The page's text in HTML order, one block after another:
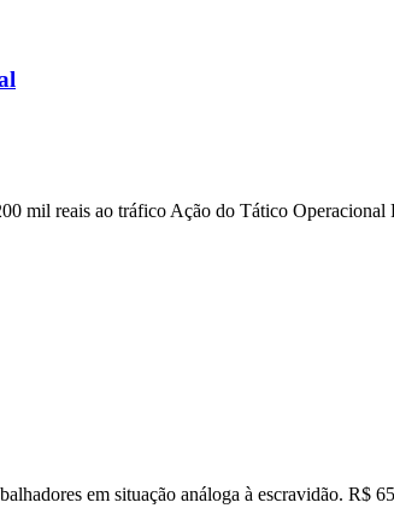
mil reais ao tráfico Ação do Tático
em situação análoga à escravidão. R$